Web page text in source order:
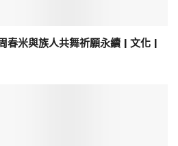
春米與族人共舞祈願永續 | 文化 |